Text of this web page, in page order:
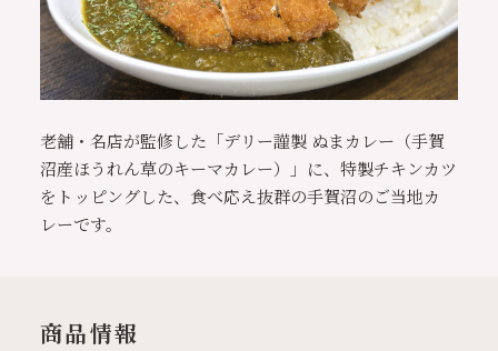
老舗・名店が監修した「デリー謹製 ぬまカレー（手賀
沼産ほうれん草のキーマカレー）」に、特製チキンカツ
をトッピングした、食べ応え抜群の手賀沼のご当地カ
レーです。
商品情報